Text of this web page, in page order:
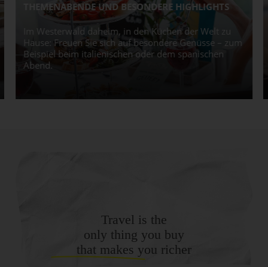
THEMENABENDE UND BESONDERE HIGHLIGHTS
Im Westerwald daheim, in den Küchen der Welt zu
Hause: Freuen Sie sich auf besondere Genüsse – zum
Beispiel beim italienischen oder dem spanischen
Abend.
Travel is the
only thing you buy
that makes you richer